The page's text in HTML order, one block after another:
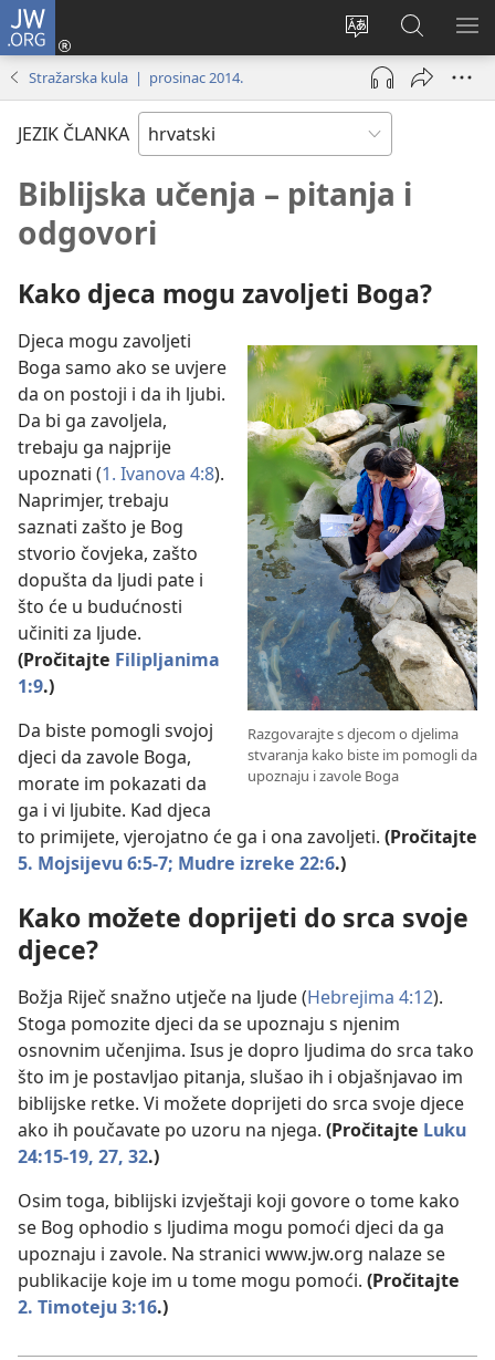
JW.ORG
Promijeni
jezik
Prijava
(otvara
prozor)
JW.ORG
|
Pretraga
Stražarska kula | prosinac 2014.
JEZIK ČLANKA
Biblijska učenja – pitanja i
odgovori
Kako djeca mogu zavoljeti Boga?
Razgovarajte s djecom o djelima
stvaranja kako biste im pomogli da
upoznaju i zavole Boga
Djeca mogu zavoljeti
Boga samo ako se uvjere
da on postoji i da ih ljubi.
Da bi ga zavoljela,
trebaju ga najprije
upoznati (1. Ivanova 4:8).
Naprimjer, trebaju
saznati zašto je Bog
stvorio čovjeka, zašto
dopušta da ljudi pate i
što će u budućnosti
učiniti za ljude.
(Pročitajte Filipljanima
1:9.)
Da biste pomogli svojoj
djeci da zavole Boga,
morate im pokazati da
ga i vi ljubite. Kad djeca
to primijete, vjerojatno će ga i ona zavoljeti. (Pročitajte
5. Mojsijevu 6:5-7; Mudre izreke 22:6.)
Kako možete doprijeti do srca svoje
djece?
Božja Riječ snažno utječe na ljude (Hebrejima 4:12).
Stoga pomozite djeci da se upoznaju s njenim
osnovnim učenjima. Isus je dopro ljudima do srca tako
što im je postavljao pitanja, slušao ih i objašnjavao im
biblijske retke. Vi možete doprijeti do srca svoje djece
ako ih poučavate po uzoru na njega. (Pročitajte Luku
24:15-19, 27, 32.)
Osim toga, biblijski izvještaji koji govore o tome kako
se Bog ophodio s ljudima mogu pomoći djeci da ga
upoznaju i zavole. Na stranici www.jw.org nalaze se
publikacije koje im u tome mogu pomoći. (Pročitajte
2. Timoteju 3:16.)